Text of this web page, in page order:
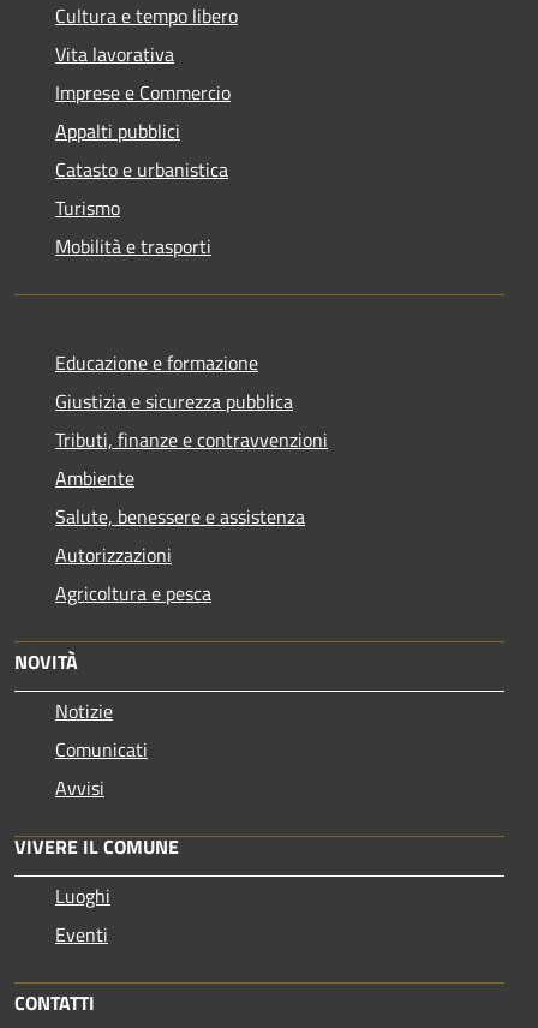
Cultura e tempo libero
Vita lavorativa
Imprese e Commercio
Appalti pubblici
Catasto e urbanistica
Turismo
Mobilità e trasporti
Educazione e formazione
Giustizia e sicurezza pubblica
Tributi, finanze e contravvenzioni
Ambiente
Salute, benessere e assistenza
Autorizzazioni
Agricoltura e pesca
NOVITÀ
Notizie
Comunicati
Avvisi
VIVERE IL COMUNE
Luoghi
Eventi
CONTATTI